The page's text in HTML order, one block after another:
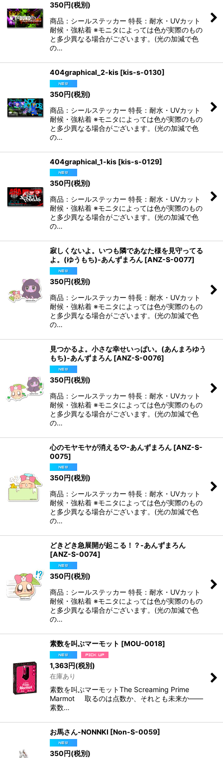
350円(税別)
商品：シールステッカー 特長：耐水・UVカット
耐候・強粘着 ※モニタによっては色が実際のもの
と多少異なる場合がございます。(光の加減で色
の…
404graphical_2-kis [kis-s-0130]
350円(税別)
商品：シールステッカー 特長：耐水・UVカット
耐候・強粘着 ※モニタによっては色が実際のもの
と多少異なる場合がございます。(光の加減で色
の…
404graphical_1-kis [kis-s-0129]
350 円(税別)
商品：シールステッカー 特長：耐水・UVカット
耐候・強粘着 ※モニタによっては色が実際のもの
と多少異なる場合がございます。(光の加減で色
の…
寂しくないよ。いつも隣であなた様を見守ってる
よ。(ゆうもち)-あんずまろん [ANZ-S-0077]
350円(税別)
商品：シールステッカー 特長：耐水・UVカット
耐候・強粘着 ※モニタによっては色が実際のもの
と多少異なる場合がございます。(光の加減で色
の…
見つかるよ。小さな幸せいっぱい。(あんまろゆう
もち)-あんずまろん [ANZ-S-0076]
350円(税別)
商品：シールステッカー 特長：耐水・UVカット
耐候・強粘着 ※モニタによっては色が実際のもの
と多少異なる場合がございます。(光の加減で色
の…
心のモヤモヤが消える♡-あんずまろん [ANZ-S-
0075]
350 円(税別)
商品：シールステッカー 特長：耐水・UVカット
耐候・強粘着 ※モニタによっては色が実際のもの
と多少異なる場合がございます。(光の加減で色
の…
どきどき急展開が起こる！？-あんずまろん
[ANZ-S-0074]
350円(税別)
商品：シールステッカー 特長：耐水・UVカット
耐候・強粘着 ※モニタによっては色が実際のもの
と多少異なる場合がございます。(光の加減で色
の…
素数を叫ぶマーモット [MOU-0018]
1,363円(税別)
在庫あり
素数を叫ぶマーモットThe Screaming Prime
Marmot 取るのは点数か、それとも未来か——
素数…
お馬さん-NONNKI [Non-S-0059]
350 円(税別)